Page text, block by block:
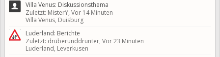
Villa Venus: Diskussionsthema
Zuletzt: MisterY, Vor 14 Minuten
Villa Venus, Duisburg
Luderland: Berichte
Zuletzt: drüberunddrunter, Vor 23 Minuten
Luderland, Leverkusen